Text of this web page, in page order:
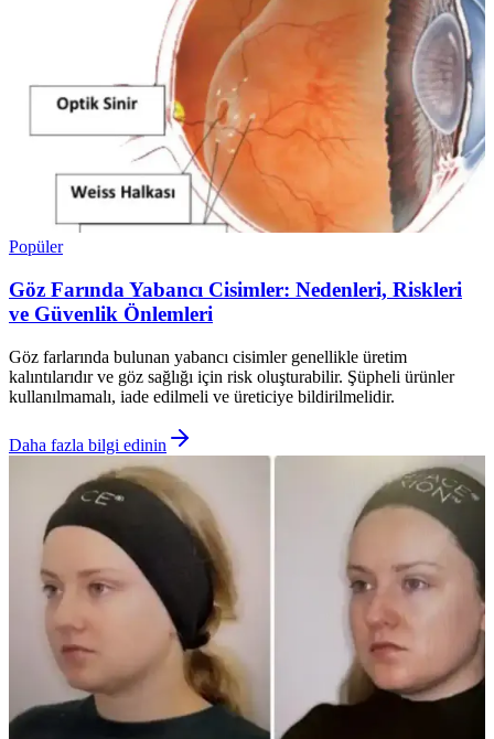
Popüler
Göz Farında Yabancı Cisimler: Nedenleri, Riskleri
ve Güvenlik Önlemleri
Göz farlarında bulunan yabancı cisimler genellikle üretim
kalıntılarıdır ve göz sağlığı için risk oluşturabilir. Şüpheli ürünler
kullanılmamalı, iade edilmeli ve üreticiye bildirilmelidir.
Daha fazla bilgi edinin